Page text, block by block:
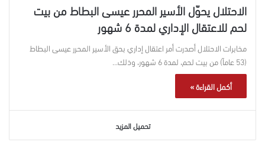
الاحتلال يحوّل الأسير المحرر عيسى البطاط من بيت
لحم للاعتقال الإداري لمدة 6 شهور
مخابرات الاحتلال أصدرت أمر اعتقال إداري بحق الأسير المحرر عيسى البطاط
(53 عاماً) من بيت لحم، لمدة 6 شهور، وذلك…
أكمل القراءة »
تحميل المزيد